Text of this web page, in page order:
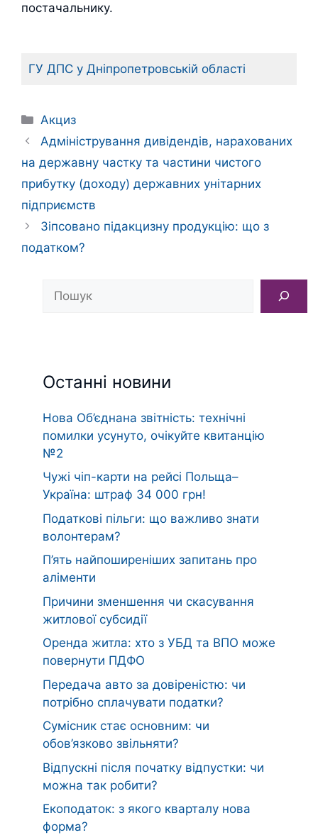
постачальнику.
ГУ ДПС у Дніпропетровській області
Категорії
Акциз
Адміністрування дивідендів, нарахованих
на державну частку та частини чистого
прибутку (доходу) державних унітарних
підприємств
Зіпсовано підакцизну продукцію: що з
податком?
Останні новини
Нова Об’єднана звітність: технічні
помилки усунуто, очікуйте квитанцію
№2
Чужі чіп-карти на рейсі Польща–
Україна: штраф 34 000 грн!
Податкові пільги: що важливо знати
волонтерам?
П’ять найпоширеніших запитань про
аліменти
Причини зменшення чи скасування
житлової субсидії
Оренда житла: хто з УБД та ВПО може
повернути ПДФО
Передача авто за довіреністю: чи
потрібно сплачувати податки?
Сумісник стає основним: чи
обов’язково звільняти?
Відпускні після початку відпустки: чи
можна так робити?
Екоподаток: з якого кварталу нова
форма?